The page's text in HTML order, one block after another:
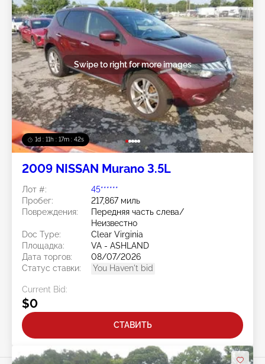
1d : 11h : 17m : 40s
Swipe to right for more images
2009 NISSAN Murano 3.5L
Лот #:
45******
Пробег:
217,867 миль
Повреждения:
Передняя часть слева/
Неизвестно
Doc Type:
Clear Virginia
Площадка:
VA - ASHLAND
Дата торгов:
08/07/2026
Статус ставки:
You Haven't bid
Current Bid:
$0
СТАВИТЬ